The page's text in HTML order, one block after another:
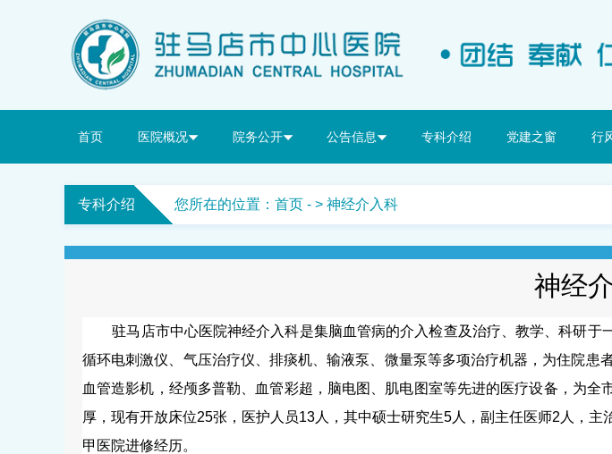
首页 医院概况 院务公开 公告信息 专科介绍 党建之窗 行
专科介绍 您所在的位置： 首页 - > 神经介入科
神经
驻马店市中心医院神经介入科是集脑血管病的介入检查及治疗、教学、科研
循环电刺激仪、气压治疗仪、排痰机、输液泵、微量泵等多项治疗机器，为住院患
血管造影机，经颅多普勒、血管彩超，脑电图、肌电图室等先进的医疗设备，为
厚，现有开放床位25张，医护人员13人，其中硕士研究生5人，副主任医师2 人，主
甲医院进修经历。